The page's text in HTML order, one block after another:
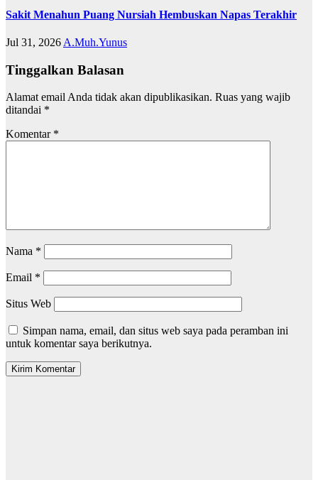
Sakit Menahun Puang Nursiah Hembuskan Napas Terakhir
Jul 31, 2026 A.Muh.Yunus
Tinggalkan Balasan
Alamat email Anda tidak akan dipublikasikan. Ruas yang wajib
ditandai *
Komentar *
Nama *
Email *
Situs Web
Simpan nama, email, dan situs web saya pada peramban ini
untuk komentar saya berikutnya.